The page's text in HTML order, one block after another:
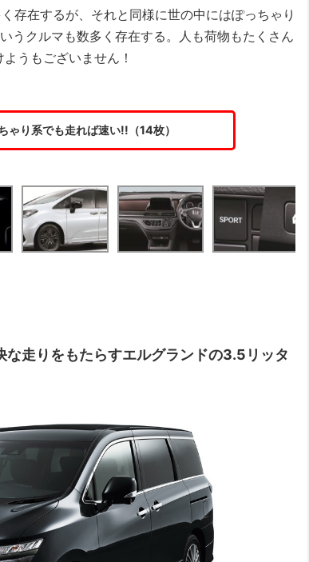
存在するが、それと同様に世の中にはぽっちゃり
うクルマも数多く存在する。人も荷物もたくさん
うもございません！
ゃり系でも走れば速い!!（14枚）
走りをもたらすエルグランドの3.5リッタ